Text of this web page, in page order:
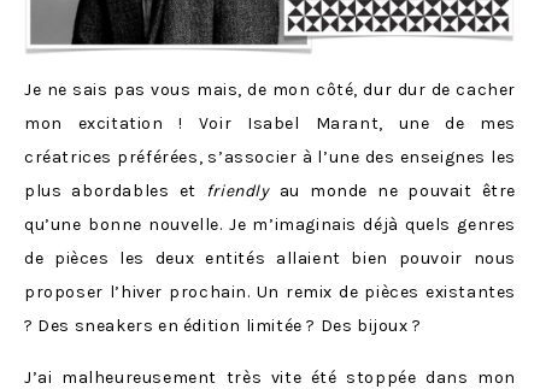
Je ne sais pas vous mais, de mon côté, dur dur de cacher
mon excitation ! Voir Isabel Marant, une de mes
créatrices préférées, s’associer à l’une des enseignes les
plus abordables et friendlyau monde ne pouvait être
qu’une bonne nouvelle. Je m’imaginais déjà quels genres
de pièces les deux entités allaient bien pouvoir nous
proposer l’hiver prochain. Un remix de pièces existantes
? Des sneakers en édition limitée ? Des bijoux ?
J’ai malheureusement très vite été stoppée dans mon